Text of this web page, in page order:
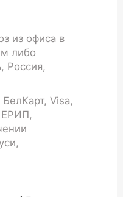
из офиса в
либо
Россия,
Visa,
ЕРИП,